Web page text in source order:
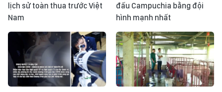
lịch sử toàn thua trước Việt
Nam
đấu Campuchia bằng đội
hình mạnh nhất